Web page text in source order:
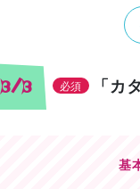
3/3 必須 「カ
基